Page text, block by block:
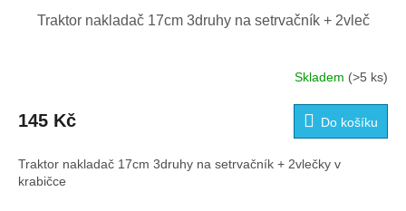
Traktor nakladač 17cm 3druhy na setrvačník + 2vleč
Skladem (>5 ks)
145 Kč Do košíku
Traktor nakladač 17cm 3druhy na setrvačník + 2vlečky v
krabičce